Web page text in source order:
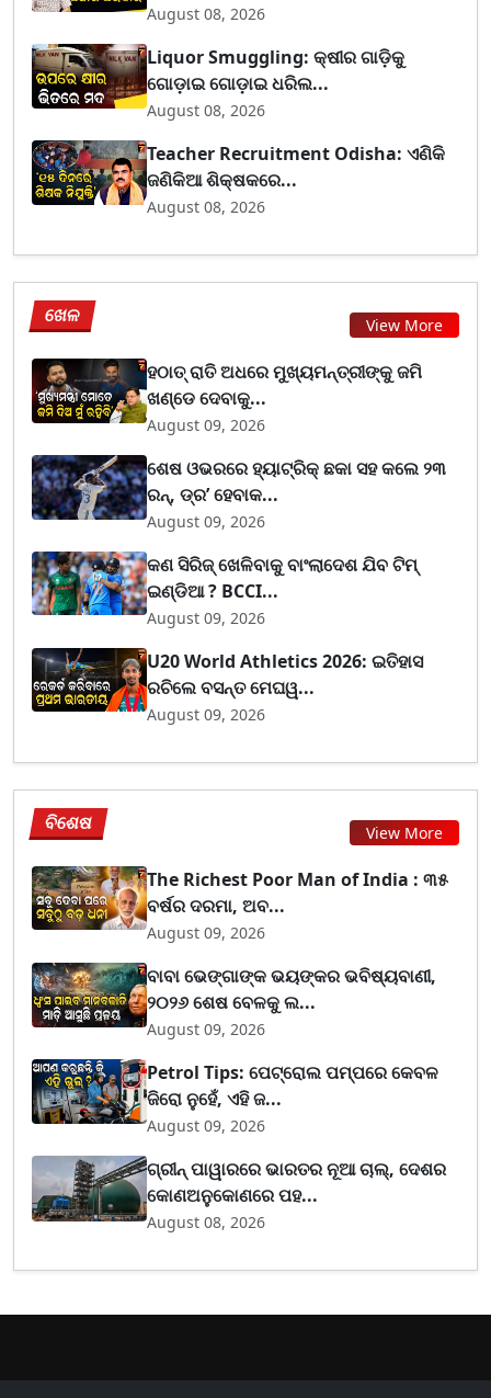
August 08, 2026
Liquor Smuggling: କ୍ଷୀର ଗାଡ଼ିକୁ
ଗୋଡ଼ାଇ ଗୋଡ଼ାଇ ଧରିଲ...
August 08, 2026
Teacher Recruitment Odisha: ଏଣିକି
ଜଣିକିଆ ଶିକ୍ଷକରେ...
August 08, 2026
ଖେଳ View More
ହଠାତ୍ ରାତି ଅଧରେ ମୁଖ୍ୟମନ୍ତ୍ରୀଙ୍କୁ ଜମି
ଖଣ୍ଡେ ଦେବାକୁ...
August 09, 2026
ଶେଷ ଓଭରରେ ହ୍ୟାଟ୍ରିକ୍ ଛକା ସହ କଲେ ୨୩
ରନ୍, ଡ୍ର’ ହେବାକ...
August 09, 2026
କଣ ସିରିଜ୍ ଖେଳିବାକୁ ବାଂଲାଦେଶ ଯିବ ଟିମ୍
ଇଣ୍ଡିଆ ? BCCI...
August 09, 2026
U20 World Athletics 2026: ଇତିହାସ
ରଚିଲେ ବସନ୍ତ ମେଘୱ...
August 09, 2026
ବିଶେଷ View More
The Richest Poor Man of India : ୩୫
ବର୍ଷର ଦରମା, ଅବ...
August 09, 2026
ବାବା ଭେଙ୍ଗାଙ୍କ ଭୟଙ୍କର ଭବିଷ୍ୟବାଣୀ,
୨୦୨୬ ଶେଷ ବେଳକୁ ଲ...
August 09, 2026
Petrol Tips: ପେଟ୍ରୋଲ ପମ୍ପରେ କେବଳ
ଜିରୋ ନୁହେଁ, ଏହି ଜ...
August 09, 2026
ଗ୍ରୀନ୍ ପାୱାରରେ ଭାରତର ନୂଆ ଚାଲ୍, ଦେଶର
କୋଣଅନୁକୋଣରେ ପହ...
August 08, 2026